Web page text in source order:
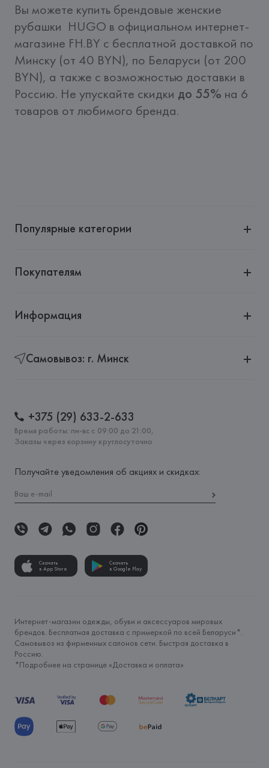
Вы можете купить брендовые женские
рубашки  HUGO в официальном интернет-
магазине FH.BY c бесплатной доставкой по
Минску (от 40 BYN), по Беларуси (от 200
BYN), а также с возможностью доставки в
Россию. Не упускайте скидки до 55% на 6
товаров от любимого бренда.
Популярные категории
Покупателям
Информация
Самовывоз: г. Минск
+375 (29) 633-2-633
Время работы: пн-вс с 09:00 до 21:00,
Заказы через корзину круглосуточно
Получайте уведомления об акциях и скидках:
Скачать
в App Store
Скачать
в Google Play
Интернет-магазин одежды, обуви и аксессуаров мировых
брендов. Бесплатная доставка с примеркой по всей Беларуси*.
Самовывоз из фирменных салонов сети. Быстрая доставка в
Россию.
*Подробнее на странице «Доставка и оплата»